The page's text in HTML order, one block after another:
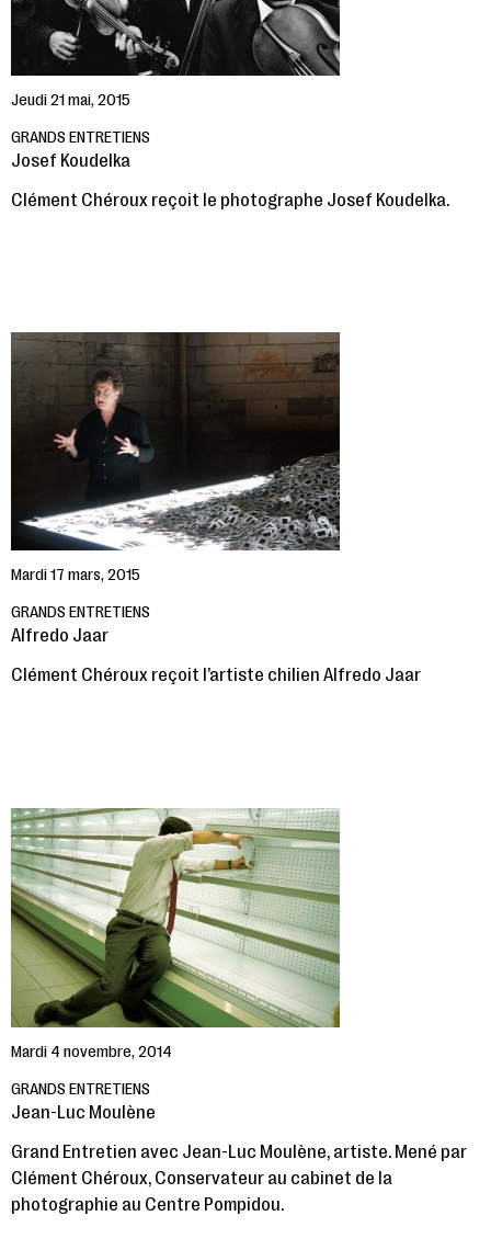
Jeudi 21 mai, 2015
GRANDS ENTRETIENS
Josef Koudelka
Clément Chéroux reçoit le photographe Josef Koudelka.
Mardi 17 mars, 2015
GRANDS ENTRETIENS
Alfredo Jaar
Clément Chéroux reçoit l’artiste chilien Alfredo Jaar
Mardi 4 novembre, 2014
GRANDS ENTRETIENS
Jean-Luc Moulène
Grand Entretien avec Jean-Luc Moulène, artiste. Mené par
Clément Chéroux, Conservateur au cabinet de la
photographie au Centre Pompidou.